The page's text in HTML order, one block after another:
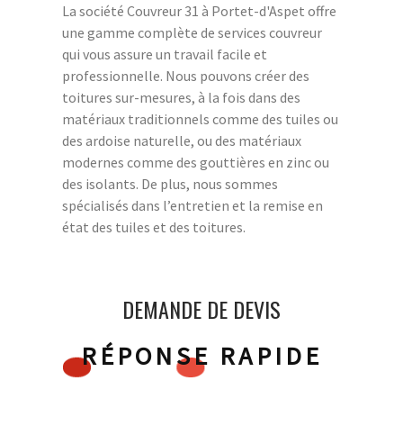
La société Couvreur 31 à Portet-d'Aspet offre
une gamme complète de services couvreur
qui vous assure un travail facile et
professionnelle. Nous pouvons créer des
toitures sur-mesures, à la fois dans des
matériaux traditionnels comme des tuiles ou
des ardoise naturelle, ou des matériaux
modernes comme des gouttières en zinc ou
des isolants. De plus, nous sommes
spécialisés dans l’entretien et la remise en
état des tuiles et des toitures.
DEMANDE DE DEVIS
RÉPONSE RAPIDE